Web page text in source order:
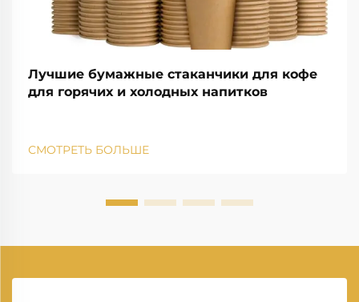
Лучшие бумажные стаканчики для кофе
для горячих и холодных напитков
СМОТРЕТЬ БОЛЬШЕ